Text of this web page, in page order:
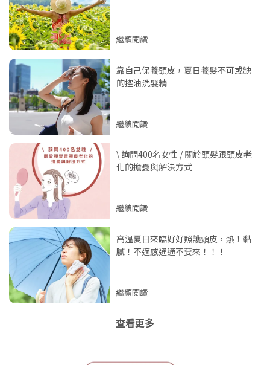
繼續閱讀
靠自己保養頭皮，夏日養髮不可或缺
的控油洗髮精
繼續閱讀
\ 詢問400名女性 / 關於頭髮跟頭皮老
化的擔憂與解決方式
繼續閱讀
高溫夏日來臨好好照護頭皮，熱！黏
膩！不適感通通不要來！！！
繼續閱讀
查看更多